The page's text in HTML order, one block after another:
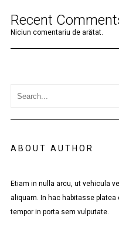
Recent
Niciun comentariu de arătat.
ABOUT AUTHOR
Etiam in nulla arcu, ut vehicula
aliquam. In hac habitasse
tempor in porta sem vulputate.